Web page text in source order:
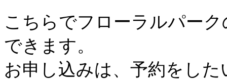
こちらでフローラルパー
できます。
お申し込みは、予約をし